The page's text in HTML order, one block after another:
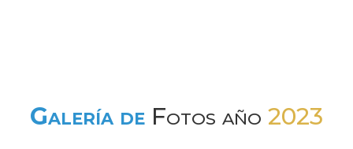
Galería de Fotos año 2023